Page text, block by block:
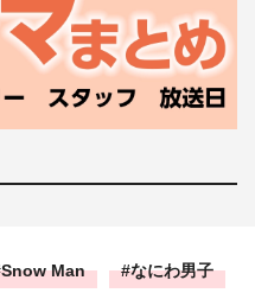
Snow Man なにわ男子